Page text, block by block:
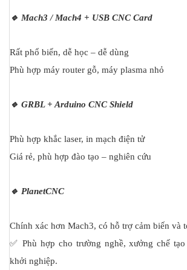
🔹 Mach3 / Mach4 + USB CNC Card
Rất phổ biến, dễ học – dễ dùng
Phù hợp máy router gỗ, máy plasma nhỏ
🔹 GRBL + Arduino CNC Shield
Phù hợp khắc laser, in mạch điện tử
Giá rẻ, phù hợp đào tạo – nghiên cứu
🔹 PlanetCNC
Chính xác hơn Mach3, có hỗ trợ cảm biến và
✅ Phù hợp cho trường nghề, xưởng chế
khởi nghiệp.